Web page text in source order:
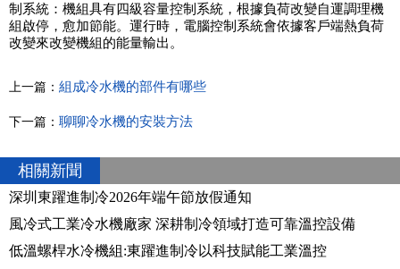
制系統：機組具有四級容量控制系統，根據負荷改變自運調理機
組啟停，愈加節能。運行時，電腦控制系統會依據客戶端熱負荷
改變來改變機組的能量輸出。
上一篇： 組成冷水機的部件有哪些
下一篇： 聊聊冷水機的安裝方法
相關新聞
深圳東躍進制冷2026年端午節放假通知
風冷式工業冷水機廠家 深耕制冷領域打造可靠溫控設備
低溫螺桿水冷機組:東躍進制冷以科技賦能工業溫控